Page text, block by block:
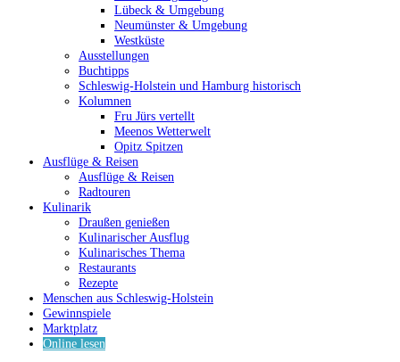
Lübeck & Umgebung
Neumünster & Umgebung
Westküste
Ausstellungen
Buchtipps
Schleswig-Holstein und Hamburg historisch
Kolumnen
Fru Jürs vertellt
Meenos Wetterwelt
Opitz Spitzen
Ausflüge & Reisen
Ausflüge & Reisen
Radtouren
Kulinarik
Draußen genießen
Kulinarischer Ausflug
Kulinarisches Thema
Restaurants
Rezepte
Menschen aus Schleswig-Holstein
Gewinnspiele
Marktplatz
Online lesen